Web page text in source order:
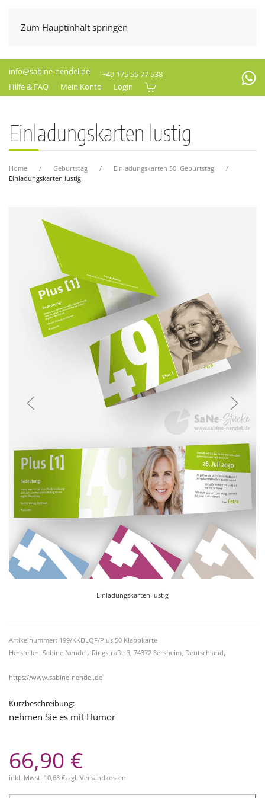
Zum Hauptinhalt springen
info@sabine-nendel.de
+49 175 55 77 538
Hilfe & FAQ
Mein Konto Login
Einladungskarten lustig
Home Geburtstag
Einladungskarten 50. Geburtstag
Einladungskarten lustig
Einladungskarten lustig
Artikelnummer: 199/KKDLQF/Plus 50 Klappkarte
Hersteller: Sabine Nendel, Ringstraße 3, 74372 Sersheim, Deutschland,
https://www.sabine-nendel.de
Kurzbeschreibung:
nehmen Sie es mit Humor
66,90 €
inkl. Mwst. 10,68 €zzgl. Versandkosten